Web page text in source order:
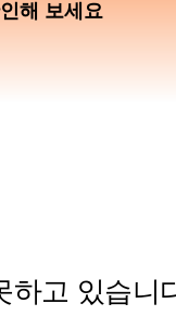
해 보세요
하고 있습니